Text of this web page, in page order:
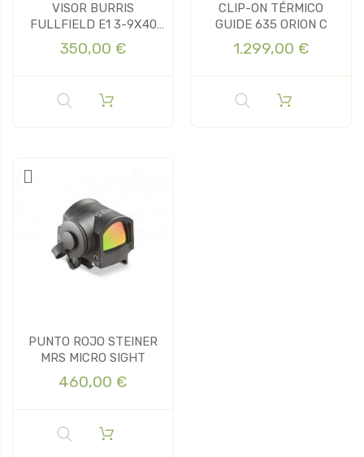
VISOR BURRIS
FULLFIELD E1 3-9X40
Ret. Ballistic...
350,00 €
CLIP-ON TÉRMICO
GUIDE 635 ORION C
1.299,00 €
PUNTO ROJO STEINER
MRS MICRO SIGHT
460,00 €